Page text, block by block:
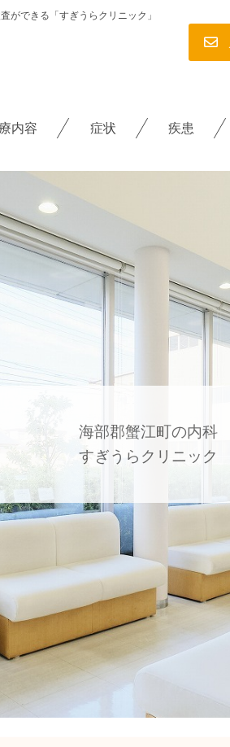
ができる「すぎうらクリニック」
内容 症状 疾患
海部郡蟹江町の内科
すぎうらクリニック